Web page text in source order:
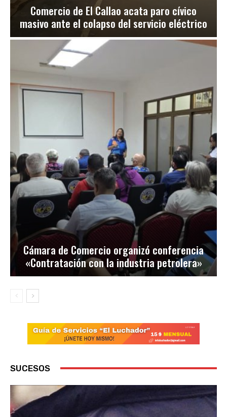
Comercio de El Callao acata paro cívico
masivo ante el colapso del servicio eléctrico
Cámara de Comercio organizó conferencia
«Contratación con la industria petrolera»
SUCESOS